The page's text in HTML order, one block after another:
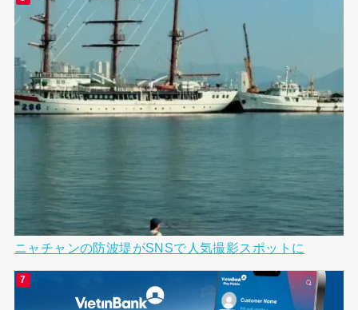
ニャチャンの防波堤がSNSで人気撮影スポットに